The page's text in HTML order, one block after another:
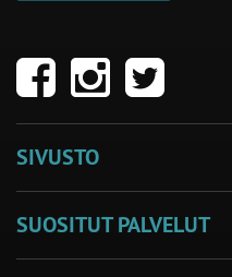
SIVUSTO
SUOSITUT PALVELUT